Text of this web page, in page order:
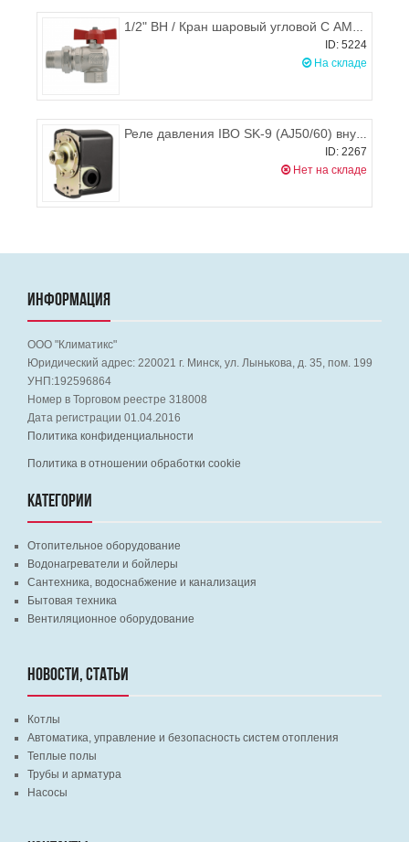
1/2" ВН / Кран шаровый угловой С АМЕРИКАНКОЙ ник. Ду15 IDEAL, ручка бабочка, ITAP 298
ID: 5224
На складе
Реле давления IBO SK-9 (AJ50/60) внутр. резьба
ID: 2267
Нет на складе
ИНФОРМАЦИЯ
ООО "Климатикс"
Юридический адрес: 220021 г. Минск, ул. Лынькова, д. 35, пом. 199
УНП:192596864
Номер в Торговом реестре 318008
Дата регистрации 01.04.2016
Политика конфиденциальности
Политика в отношении обработки cookie
КАТЕГОРИИ
Отопительное оборудование
Водонагреватели и бойлеры
Сантехника, водоснабжение и канализация
Бытовая техника
Вентиляционное оборудование
НОВОСТИ, СТАТЬИ
Котлы
Автоматика, управление и безопасность систем отопления
Теплые полы
Трубы и арматура
Насосы